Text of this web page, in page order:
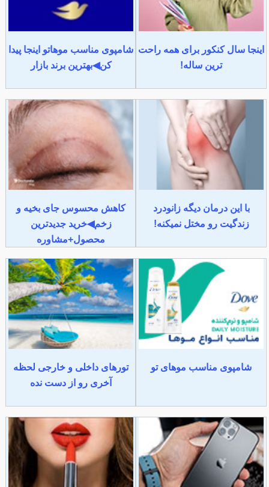
اینجا سال کنکور برای همه راحت
ترین ساله!
شامپوی مناسب موهاتو اینجا پیدا
کن◀بهترین برند بازار
با این درمان دیگه زانودرد
زندگیت رو مختل نمیکنه!
کاهش محسوس جای بخیه و
زخم◀خرید جدیدترین
محصول+مشاوره
شامپوی مناسب موهای تو
تورهای داخلی و خارجی لحظه
آخری رو از دست نده